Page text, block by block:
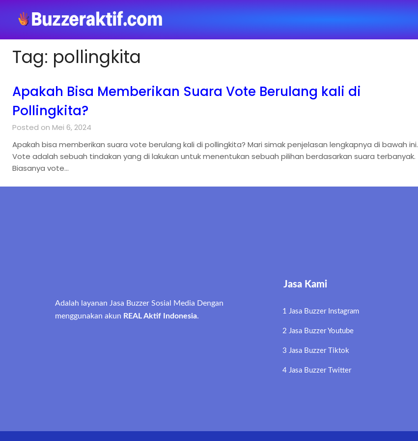
Tag: pollingkita
Apakah Bisa Memberikan Suara Vote Berulang kali di
Pollingkita?
Posted on Mei 6, 2024
Apakah bisa memberikan suara vote berulang kali di pollingkita? Mari simak penjelasan lengkapnya di bawah ini.
Vote adalah sebuah tindakan yang di lakukan untuk menentukan sebuah pilihan berdasarkan suara terbanyak.
Biasanya vote…
Adalah layanan Jasa Buzzer Sosial Media Dengan
menggunakan akun REAL Aktif Indonesia.
Jasa Kami
1 Jasa Buzzer Instagram
2 Jasa Buzzer Youtube
3 Jasa Buzzer Tiktok
4 Jasa Buzzer Twitter